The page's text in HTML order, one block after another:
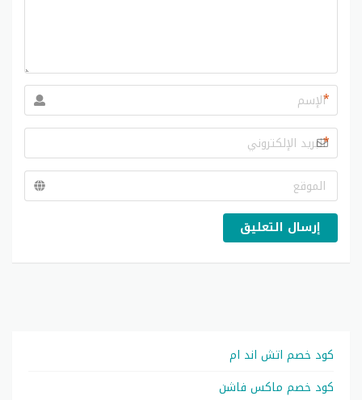
*
*
إرسال التعليق
كود خصم اتش اند ام
كود خصم ماكس فاشن